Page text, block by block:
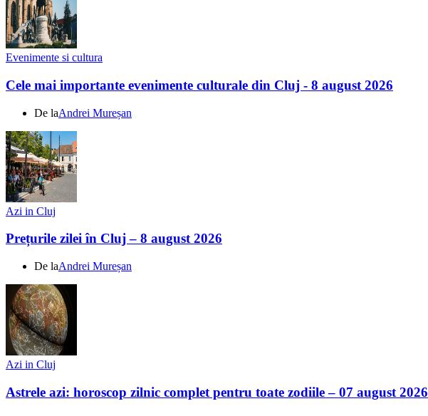
Evenimente si cultura
Cele mai importante evenimente culturale din Cluj - 8 august 2026
De laAndrei Mureșan
Azi in Cluj
Prețurile zilei în Cluj – 8 august 2026
De laAndrei Mureșan
Azi in Cluj
Astrele azi: horoscop zilnic complet pentru toate zodiile – 07 august 2026